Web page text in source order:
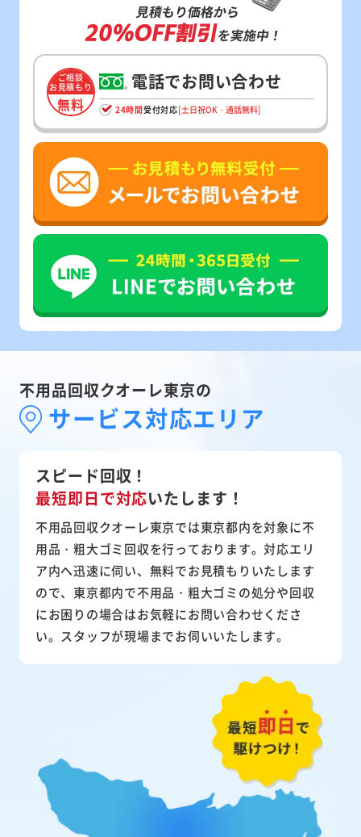
見積もり価格から
20%OFF割引を実施中！
ご相談
お見積もり
無料
電話でお問い合わせ
24時間受付対応[土日祝OK・通話無料]
不用品回収クオーレ東京の
サービス対応エリア
スピード回収！
最短即日で対応いたします！
不用品回収クオーレ東京では東京都内を対象に不
用品・粗大ゴミ回収を行っております。対応エリ
ア内へ迅速に伺い、無料でお見積もりいたします
ので、東京都内で不用品・粗大ゴミの処分や回収
にお困りの場合はお気軽にお問い合わせくださ
い。スタッフが現場までお伺いいたします。